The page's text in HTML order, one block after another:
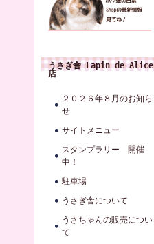
うさぎ舎 Lapin de Alice
店
２０２６年８月のお知ら
せ
サイトメニュー
スタンプラリー 開催
中！
駐車場
うさぎ舎について
うさちゃんの販売につい
て